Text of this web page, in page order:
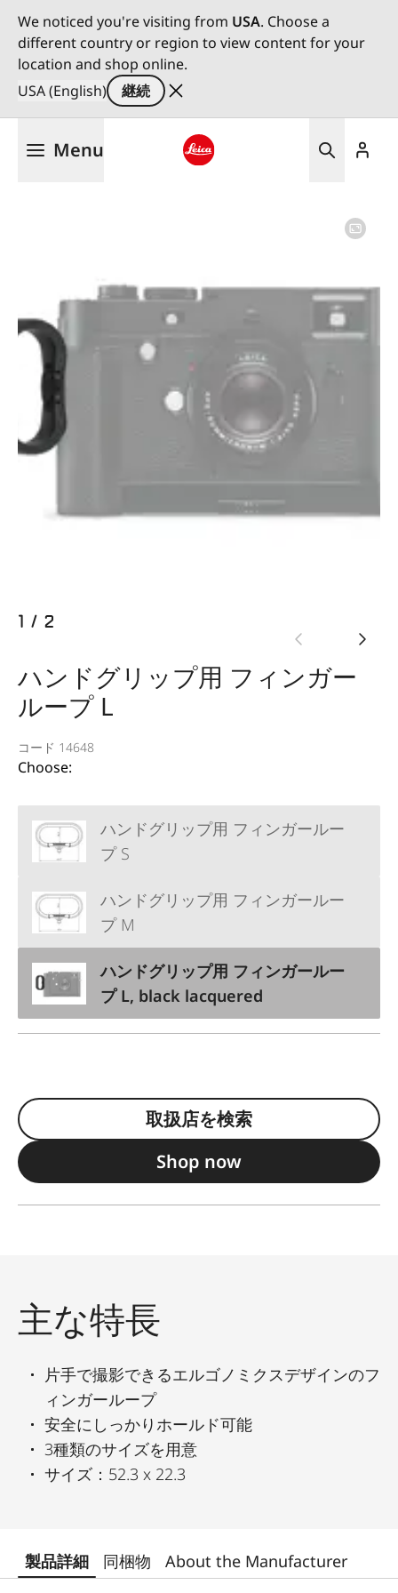
We noticed you're visiting from USA. Choose a
different country or region to view content for your
location and shop online.
USA (English)
継続
Menu
1 / 2
ハンドグリップ用 フィンガー
ループ L
コード 14648
Choose:
ハンドグリップ用 フィンガールー
プ S
ハンドグリップ用 フィンガールー
プ M
ハンドグリップ用 フィンガールー
プ L, black lacquered
取扱店を検索
Shop now
主な特長
片手で撮影できるエルゴノミクスデザインのフ
ィンガーループ
安全にしっかりホールド可能
3種類のサイズを用意
サイズ：52.3 x 22.3
製品詳細 同梱物 About the Manufacturer